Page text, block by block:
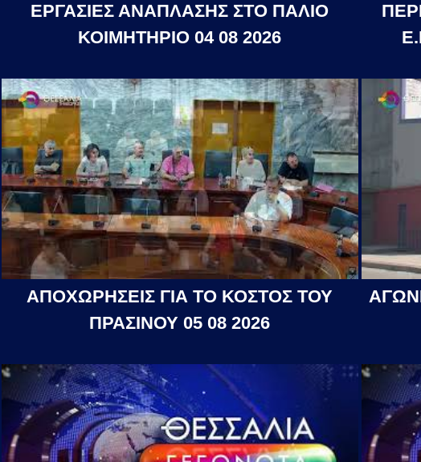
ΕΡΓΑΣΙΕΣ ΑΝΑΠΛΑΣΗΣ ΣΤΟ ΠΑΛΙΟ
ΚΟΙΜΗΤΗΡΙΟ 04 08 2026
ΑΠΟΧΩΡΗΣΕΙΣ ΓΙΑ ΤΟ ΚΟΣΤΟΣ ΤΟΥ
ΠΡΑΣΙΝΟΥ 05 08 2026